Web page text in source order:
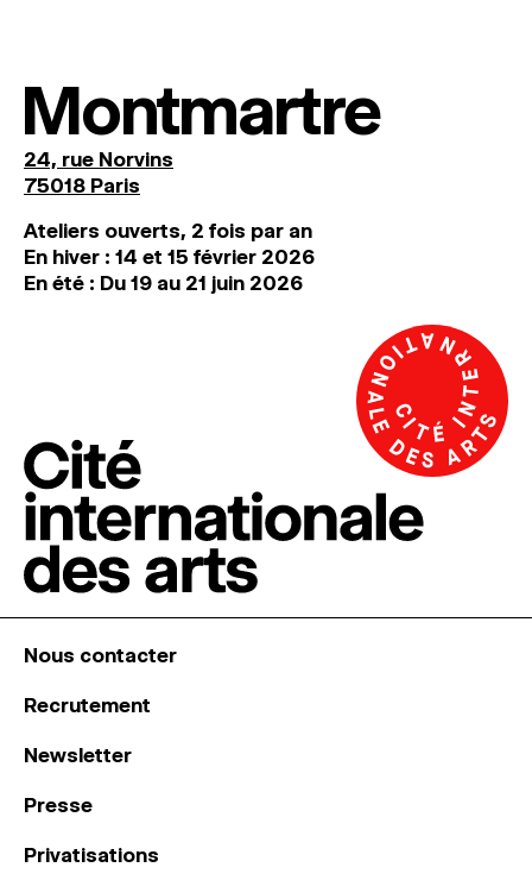
Montmartre
24, rue Norvins
75018 Paris
Ateliers ouverts, 2 fois par an
En hiver : 14 et 15 février 2026
En été : Du 19 au 21 juin 2026
Nous contacter
Recrutement
Newsletter
Presse
Privatisations